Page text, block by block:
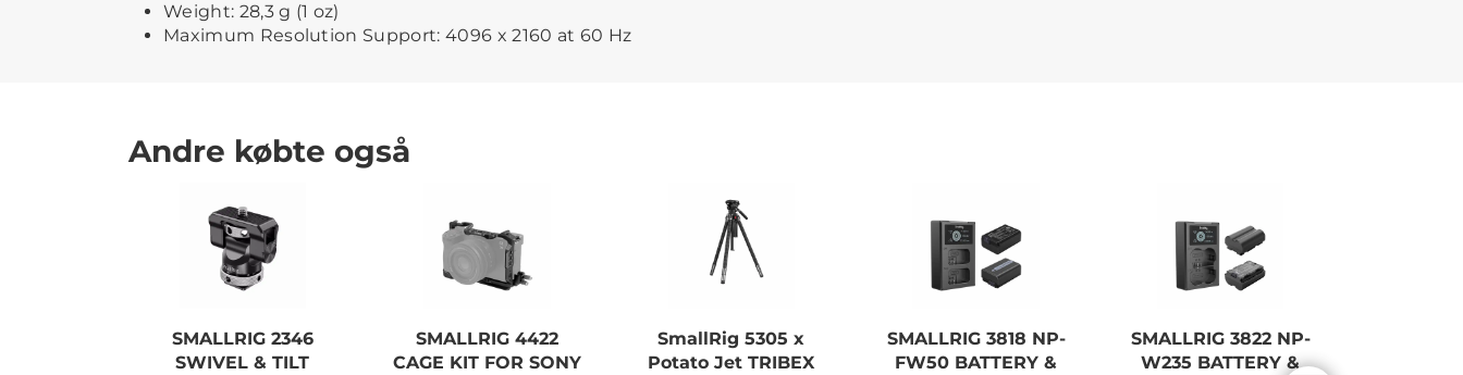
Weight: 28,3 g (1 oz)
Maximum Resolution Support: 4096 x 2160 at 60 Hz
Andre købte også
SMALLRIG 2346
SWIVEL & TILT
SMALLRIG 4422
CAGE KIT FOR SONY
SmallRig 5305 x
Potato Jet TRIBEX
SMALLRIG 3818 NP-
FW50 BATTERY &
SMALLRIG 3822 NP-
W235 BATTERY &